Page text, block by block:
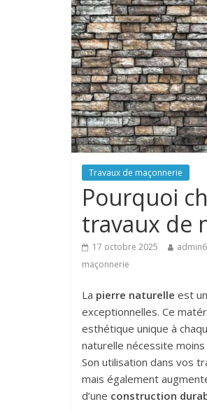
Travaux de maçonnerie
Pourquoi
travaux de
17 octobre 2025 admin6
maçonnerie
La pierre naturelle est
exceptionnelles. Ce
esthétique unique à
naturelle nécessite
Son utilisation dans vos
mais également
d’une construction